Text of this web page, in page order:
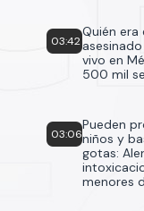
03:42
Quién era
vivo en
500 mil
03:06
Pueden
niños y
gotas:
menores